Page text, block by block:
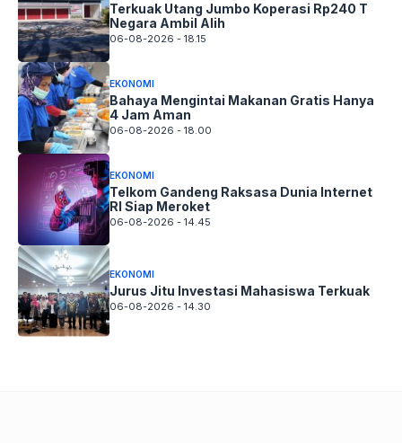
Terkuak Utang Jumbo Koperasi Rp240 T
Negara Ambil Alih
06-08-2026 - 18.15
EKONOMI
Bahaya Mengintai Makanan Gratis Hanya
4 Jam Aman
06-08-2026 - 18.00
EKONOMI
Telkom Gandeng Raksasa Dunia Internet
RI Siap Meroket
06-08-2026 - 14.45
EKONOMI
Jurus Jitu Investasi Mahasiswa Terkuak
06-08-2026 - 14.30